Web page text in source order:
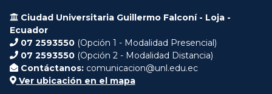
Ciudad Universitaria Guillermo Falconí - Loja -
Ecuador
07 2593550 (Opción 1 - Modalidad Presencial)
07 2593550 (Opción 2 - Modalidad Distancia)
Contáctanos: comunicacion@unl.edu.ec
Ver ubicación en el mapa